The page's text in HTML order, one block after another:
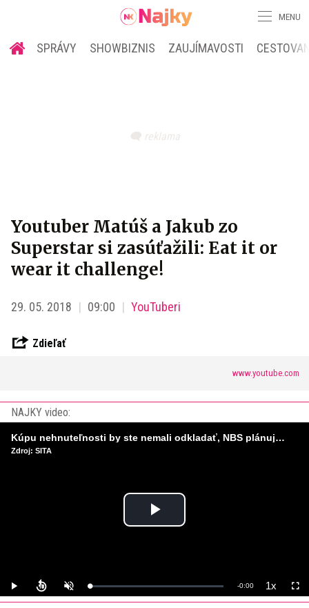
MENU
SPRÁVY SHOWBIZNIS ZAUJÍMAVOSTI
Youtuber Matúš a Jakub zo
Superstar si zasúťažili: Eat it or
wear it challenge!
29. 05. 2018 09:00 YouTuberi
Zdieľať
www.youtube.com
NAJKY video:
Play
Play UnmuteLoaded:
0%
Remaining
-0:00 1xPlayback
Rate
Kúpu nehnuteľnosti by ste nemali odkladať, NBS plánuje sprísniť pravidlá pri hypotékach
Zdroj: SITA